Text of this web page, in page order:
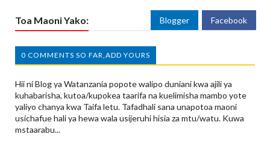
Toa Maoni Yako: Blogger Facebook
0 COMMENTS SO FAR,ADD YOURS
Hii ni Blog ya Watanzania popote walipo duniani kwa ajili ya
kuhabarisha, kutoa/kupokea taarifa na kuelimisha mambo yote
yaliyo chanya kwa Taifa letu. Tafadhali sana unapotoa maoni
usichafue hali ya hewa wala usijeruhi hisia za mtu/watu. Kuwa
mstaarabu...